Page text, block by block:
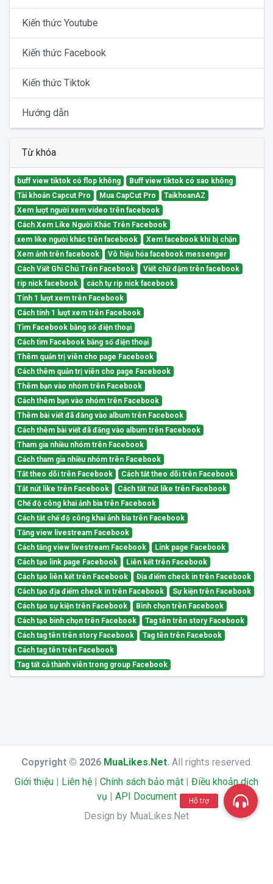
Kiến thức Youtube
Kiến thức Facebook
Kiến thức Tiktok
Hướng dẫn
Từ khóa
buff view tiktok có flop không
Buff view tiktok có sao không
Tài khoản Capcut Pro
Mua CapCut Pro
TaikhoanAZ
Xem lượt người xem video trên facebook
Cách Xem Like Người Khác Trên Facebook
xem like người khác trên facebook
Xem facebook khi bị chặn
Xem ảnh trên facebook
Vô hiệu hóa facebook messenger
Cách Viết Ghi Chú Trên Facebook
Viết chữ đậm trên facebook
rip nick facebook
cách tự rip nick facebook
Tính 1 lượt xem trên Facebook
Cách tính 1 lượt xem trên Facebook
Tìm Facebook bằng số điện thoại
Cách tìm Facebook bằng số điện thoại
Thêm quản trị viên cho page Facebook
Cách thêm quản trị viên cho page Facebook
Thêm bạn vào nhóm trên Facebook
Cách thêm bạn vào nhóm trên Facebook
Thêm bài viết đã đăng vào album trên Facebook
Cách thêm bài viết đã đăng vào album trên Facebook
Tham gia nhiều nhóm trên Facebook
Cách tham gia nhiều nhóm trên Facebook
Tắt theo dõi trên Facebook
Cách tắt theo dõi trên Facebook
Tắt nút like trên Facebook
Cách tắt nút like trên Facebook
Chế độ công khai ảnh bìa trên Facebook
Cách tắt chế độ công khai ảnh bìa trên Facebook
Tăng view livestream Facebook
Cách tăng view livestream Facebook
Link page Facebook
Cách tạo link page Facebook
Liên kết trên Facebook
Cách tạo liên kết trên Facebook
Địa điểm check in trên Facebook
Cách tạo địa điểm check in trên Facebook
Sự kiện trên Facebook
Cách tạo sự kiện trên Facebook
Bình chọn trên Facebook
Cách tạo bình chọn trên Facebook
Tag tên trên story Facebook
Cách tag tên trên story Facebook
Tag tên trên Facebook
Cách tag tên trên Facebook
Tag tất cả thành viên trong group Facebook
Copyright © 2026 MuaLikes.Net. All rights reserved.
Giới thiệu | Liên hệ | Chính sách bảo mật | Điều khoản dịch
vụ | API Document
Design by MuaLikes.Net
Hỗ trợ